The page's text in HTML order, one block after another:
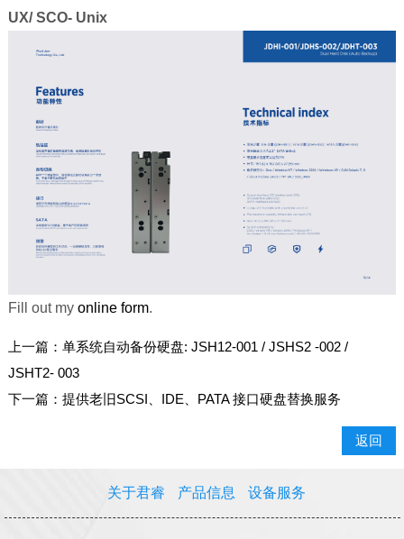
UX/ SCO- Unix
Fill out my online form.
上一篇： 单系统自动备份硬盘: JSH12-001 / JSHS2 -002 /
JSHT2- 003
下一篇： 提供老旧SCSI、IDE、PATA 接口硬盘替换服务
返回
关于君睿 产品信息 设备服务